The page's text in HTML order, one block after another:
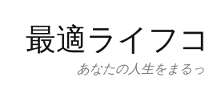
テ最適ライフ
あなたの人生をまる